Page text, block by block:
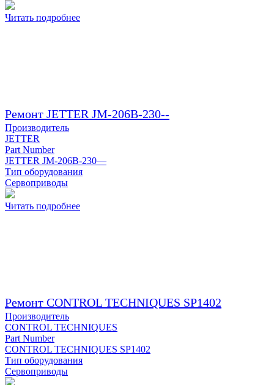
Читать подробнее
Ремонт JETTER JM-206B-230--
Производитель
JETTER
Part Number
JETTER JM-206B-230—
Тип оборудования
Сервоприводы
Читать подробнее
Ремонт CONTROL TECHNIQUES SP1402
Производитель
CONTROL TECHNIQUES
Part Number
CONTROL TECHNIQUES SP1402
Тип оборудования
Сервоприводы